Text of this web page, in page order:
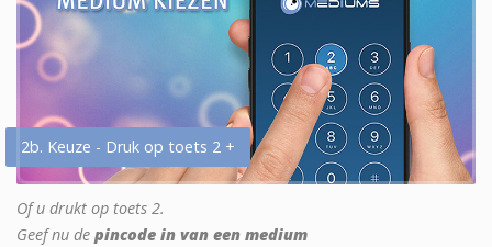
2b. Keuze - Druk op toets 2 +
Of u drukt op toets 2.
Geef nu de pincode in van een medium